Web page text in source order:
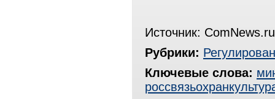
Источник:
Рубрики:
Ключевые слова: